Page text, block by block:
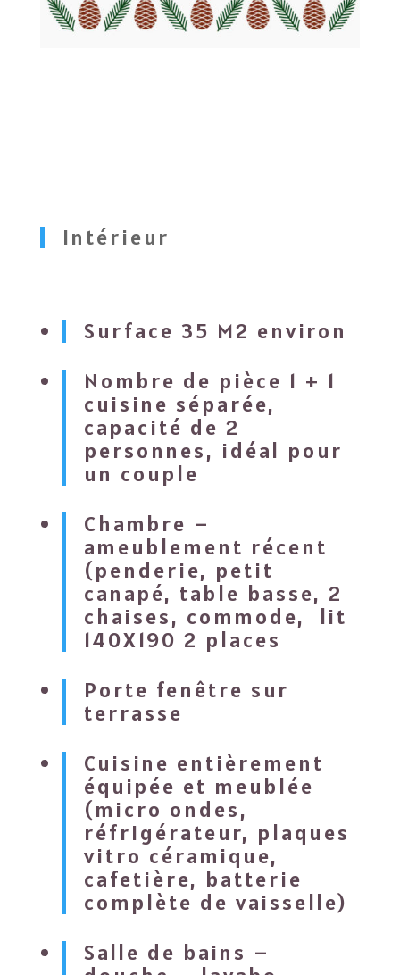
Intérieur
Surface 35 M2 environ
Nombre de pièce 1 + 1
cuisine séparée,
capacité de 2
personnes, idéal pour
un couple
Chambre –
ameublement récent
(penderie, petit
canapé, table basse, 2
chaises, commode, lit
140X190 2 places
Porte fenêtre sur
terrasse
Cuisine entièrement
équipée et meublée
(micro ondes,
réfrigérateur, plaques
vitro céramique,
cafetière, batterie
complète de vaisselle)
Salle de bains –